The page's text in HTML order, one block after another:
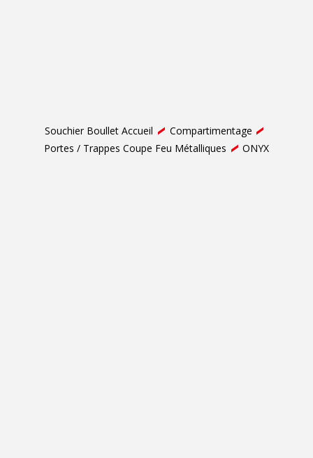
Souchier Boullet Accueil
Compartimentage
Portes / Trappes Coupe Feu Métalliques
ONYX